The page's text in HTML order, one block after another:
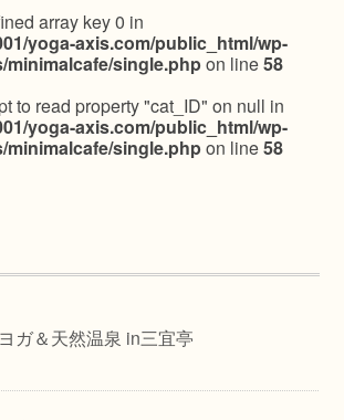
array key 0 in
yoga-axis.com/public_html/wp-
minimalcafe/single.phpon line58
to read property "cat_ID" on null in
yoga-axis.com/public_html/wp-
minimalcafe/single.phpon line58
ヨガ＆天然温泉 in三宜亭